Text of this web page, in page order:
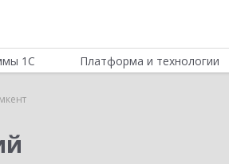
1С Платформа и технологии